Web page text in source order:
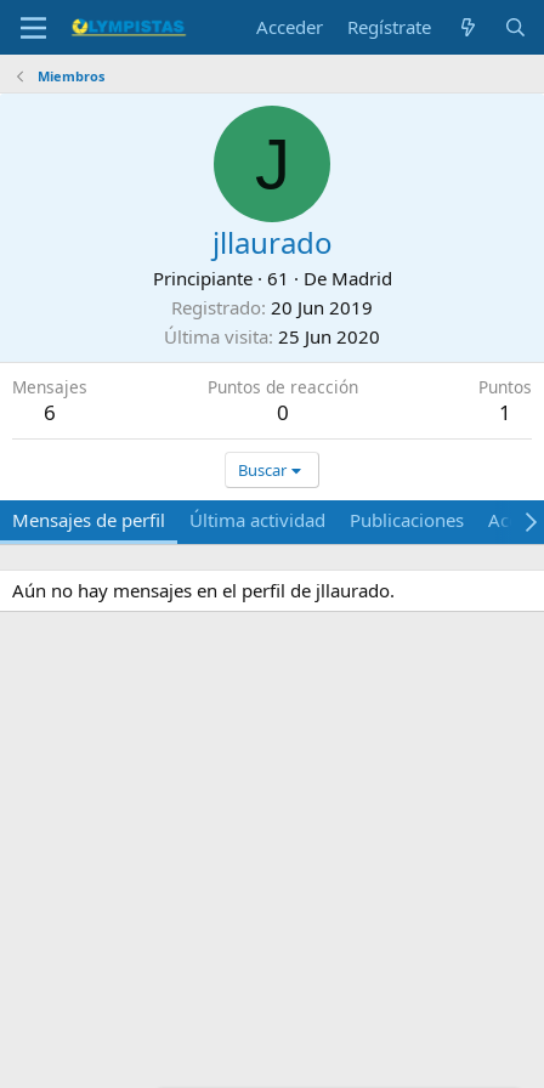
Acceder Regístrate
Miembros
J
jllaurado
Principiante · 61 · De Madrid
Registrado 20 Jun 2019
Última visita 25 Jun 2020
Mensajes
6
Puntos de reacción
0
Puntos
1
Buscar
Mensajes de perfil Última actividad Publicaciones Acerca
Aún no hay mensajes en el perfil de jllaurado.